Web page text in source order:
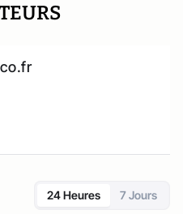
24 Heures 7 Jours